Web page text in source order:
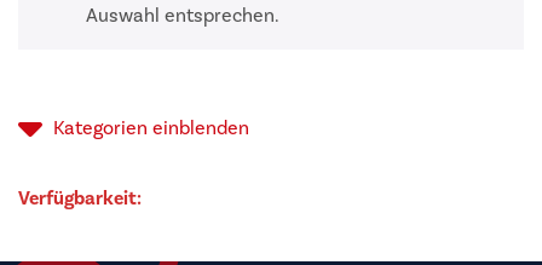
Auswahl entsprechen.
Kategorien einblenden
Verfügbarkeit: